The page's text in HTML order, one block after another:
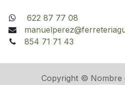
622 87 77 08
854 71 71 43
Copyright © Nombre